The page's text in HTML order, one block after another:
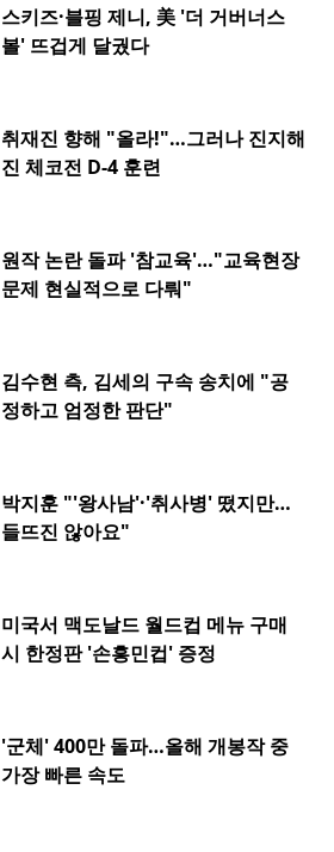
스키즈·블핑 제니, 美 '더 거버너스
볼' 뜨겁게 달궜다
취재진 향해 "올라!"…그러나 진지해
진 체코전 D-4 훈련
원작 논란 돌파 '참교육'…"교육현장
문제 현실적으로 다뤄"
김수현 측, 김세의 구속 송치에 "공
정하고 엄정한 판단"
박지훈 "'왕사남'·'취사병' 떴지만…
들뜨진 않아요"
미국서 맥도날드 월드컵 메뉴 구매
시 한정판 '손흥민컵' 증정
'군체' 400만 돌파…올해 개봉작 중
가장 빠른 속도